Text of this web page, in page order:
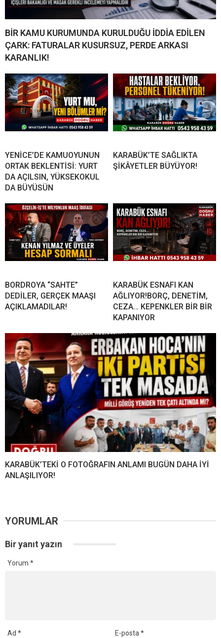
BİR KAMU KURUMUNDA KURULDUĞU İDDİA EDİLEN
ÇARK: FATURALAR KUSURSUZ, PERDE ARKASI
KARANLIK!
YENİCE’DE KAMUOYUNUN
ORTAK BEKLENTİSİ: YURT
DA AÇILSIN, YÜKSEKOKUL
DA BÜYÜSÜN
KARABÜK’TE SAĞLIKTA
ŞİKÂYETLER BÜYÜYOR!
BORDROYA “SAHTE”
DEDİLER, GERÇEK MAAŞI
AÇIKLAMADILAR!
KARABÜK ESNAFI KAN
AĞLIYOR!BORÇ, DENETİM,
CEZA… KEPENKLER BİR BİR
KAPANIYOR
KARABÜK’TEKİ O FOTOĞRAFIN ANLAMI BUGÜN DAHA İYİ
ANLAŞILIYOR!
YORUMLAR
Bir yanıt yazın
Yorum *
Ad * E-posta*